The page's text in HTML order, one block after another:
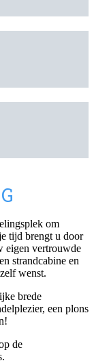
om
tijd brengt u door
eigen vertrouwde
strandcabine en
wenst.
brede
een plons
de